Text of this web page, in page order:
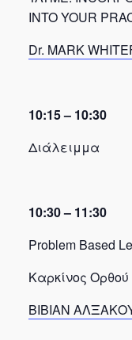
INTO YOUR
Dr. MARK
10:15 – 10:30
Διάλειμμα
10:30 – 11:30
Problem Based
Καρκίνος Ορθού
ΒΙΒΙΑΝ